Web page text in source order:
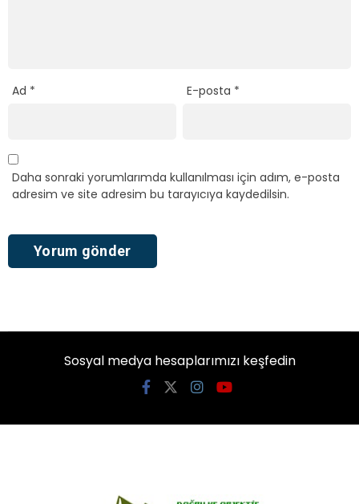
Ad * E-posta *
Daha sonraki yorumlarımda kullanılması için adım, e-posta
adresim ve site adresim bu tarayıcıya kaydedilsin.
Sosyal medya hesaplarımızı keşfedin